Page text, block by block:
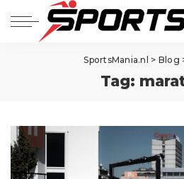
SportsMania.nl > Blog
Tag: